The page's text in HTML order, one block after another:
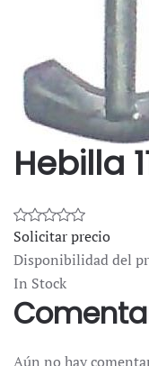
Hebilla
Solicitar precio
Disponibilidad del
In Stock
Aún no hay